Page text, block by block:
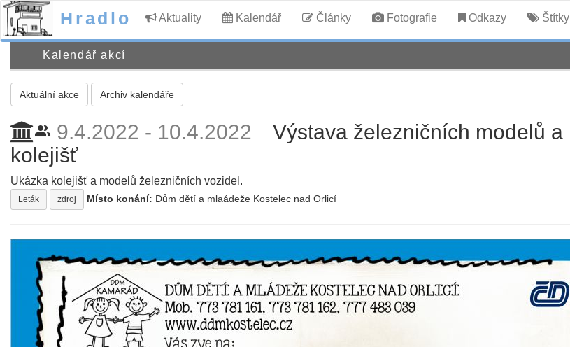
Hradlo Aktuality Kalendář Články Fotografie Odkazy Štítky
Kalendář akcí
Aktuální akce Archiv kalendáře
people_alt 9.4.2022 - 10.4.2022
Výstava železničních modelů a
kolejišť
Ukázka kolejišť a modelů železničních vozidel.
Leták zdroj Místo konání: Dům dětí a mlaádeže Kostelec nad Orlicí